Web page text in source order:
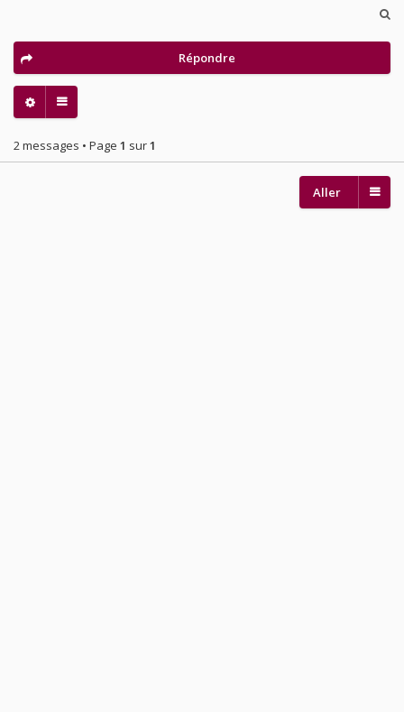
Répondre
2 messages • Page 1 sur1
Aller